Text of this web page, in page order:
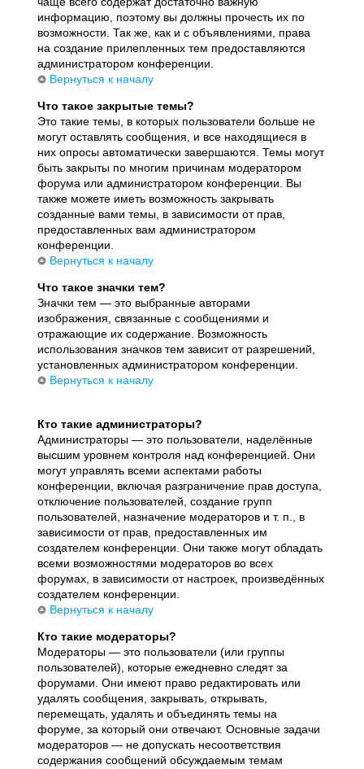
информацию, поэтому вы должны прочесть их по
возможности. Так же, как и с объявлениями, права
на создание прилепленных тем предоставляются
администратором конференции.
Вернуться к началу
Что такое закрытые темы?
Это такие темы, в которых пользователи больше не
могут оставлять сообщения, и все находящиеся в
них опросы автоматически завершаются. Темы могут
быть закрыты по многим причинам модератором
форума или администратором конференции. Вы
также можете иметь возможность закрывать
созданные вами темы, в зависимости от прав,
предоставленных вам администратором
конференции.
Вернуться к началу
Что такое значки тем?
Значки тем — это выбранные авторами
изображения, связанные с сообщениями и
отражающие их содержание. Возможность
использования значков тем зависит от разрешений,
установленных администратором конференции.
Вернуться к началу
Кто такие администраторы?
Администраторы — это пользователи, наделённые
высшим уровнем контроля над конференцией. Они
могут управлять всеми аспектами работы
конференции, включая разграничение прав доступа,
отключение пользователей, создание групп
пользователей, назначение модераторов и т. п., в
зависимости от прав, предоставленных им
создателем конференции. Они также могут обладать
всеми возможностями модераторов во всех
форумах, в зависимости от настроек, произведённых
создателем конференции.
Вернуться к началу
Кто такие модераторы?
Модераторы — это пользователи (или группы
пользователей), которые ежедневно следят за
форумами. Они имеют право редактировать или
удалять сообщения, закрывать, открывать,
перемещать, удалять и объединять темы на
форуме, за который они отвечают. Основные задачи
модераторов — не допускать несоответствия
содержания сообщений обсуждаемым темам